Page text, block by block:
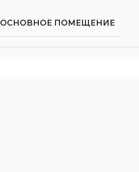
ОСНОВНОЕ ПОМЕЩЕНИЕ